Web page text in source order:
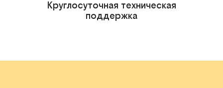
Круглосуточная техническая
поддержка